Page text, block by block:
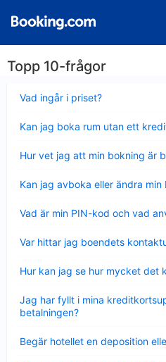
Topp 10-frågor
Vad ingår i priset?
mindre
Kan jag boka rum utan ett
mindre
Hur vet jag att min bokning är
mindre
Kan jag avboka eller ändra
mindre
Vad är min PIN-kod och vad
mindre
Var hittar jag boendets
mindre
Hur kan jag se hur mycket det
mindre
Jag har fyllt i mina
betalningen?
mindre
Begär hotellet en deposition
mindre